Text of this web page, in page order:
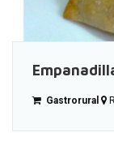
Gastrorural